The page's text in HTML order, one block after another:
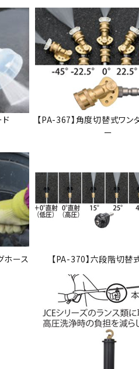
【PA-367】角度切替式ワン
ー
ホース 【PA-370】六段階切替